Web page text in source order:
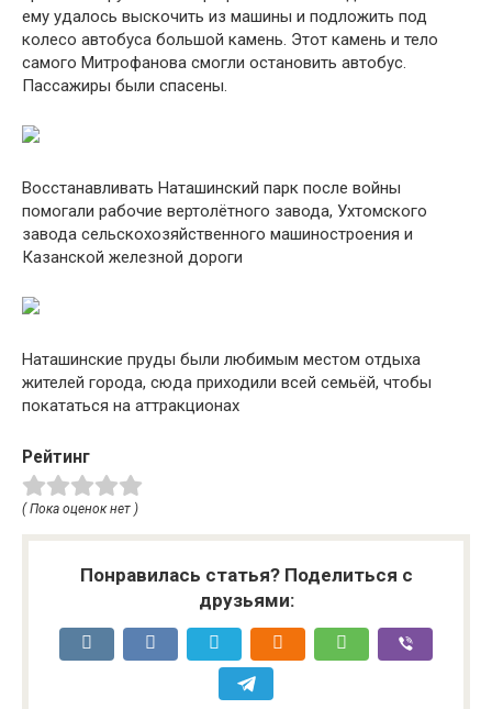
ему удалось выскочить из машины и подложить под
колесо автобуса большой камень. Этот камень и тело
самого Митрофанова смогли остановить автобус.
Пассажиры были спасены.
Восстанавливать Наташинский парк после войны
помогали рабочие вертолётного завода, Ухтомского
завода сельскохозяйственного машиностроения и
Казанской железной дороги
Наташинские пруды были любимым местом отдыха
жителей города, сюда приходили всей семьёй, чтобы
покататься на аттракционах
Рейтинг
( Пока оценок нет )
Понравилась статья? Поделиться с
друзьями: